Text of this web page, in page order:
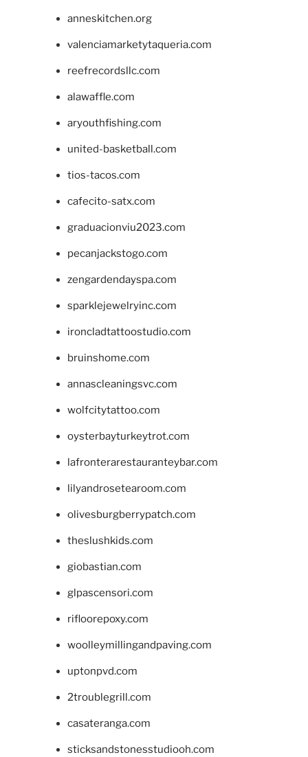
anneskitchen.org
valenciamarketytaqueria.com
reefrecordsllc.com
alawaffle.com
aryouthfishing.com
united-basketball.com
tios-tacos.com
cafecito-satx.com
graduacionviu2023.com
pecanjackstogo.com
zengardendayspa.com
sparklejewelryinc.com
ironcladtattoostudio.com
bruinshome.com
annascleaningsvc.com
wolfcitytattoo.com
oysterbayturkeytrot.com
lafronterarestauranteybar.com
lilyandrosetearoom.com
olivesburgberrypatch.com
theslushkids.com
giobastian.com
glpascensori.com
rifloorepoxy.com
woolleymillingandpaving.com
uptonpvd.com
2troublegrill.com
casateranga.com
sticksandstonesstudiooh.com